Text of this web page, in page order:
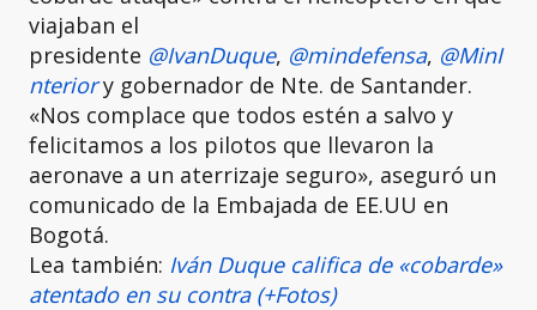
viajaban el
presidente @IvanDuque, @mindefensa, @MinI
nteriory gobernador de Nte. de Santander.
«Nos complace que todos estén a salvo y
felicitamos a los pilotos que llevaron la
aeronave a un aterrizaje seguro», aseguró un
comunicado de la Embajada de EE.UU en
Bogotá.
Lea también: Iván Duque califica de «cobarde»
atentado en su contra (+Fotos)